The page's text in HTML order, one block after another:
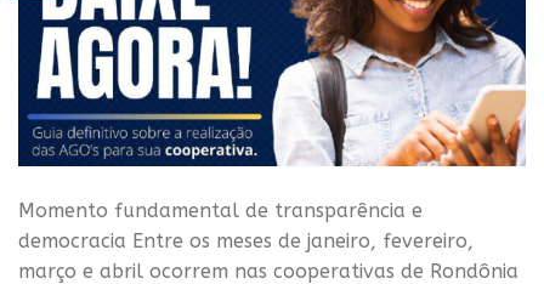
Momento fundamental de transparência e
democracia Entre os meses de janeiro, fevereiro,
março e abril ocorrem nas cooperativas de Rondônia